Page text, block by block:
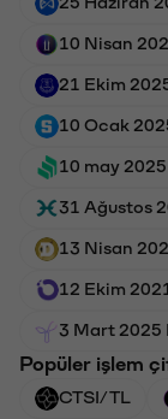
10 Nisan
21 Ekim
10 Ocak
10 may
31 Ağustos
13 Nisan
12 Ekim
3 Mart 2025
Popüler işlem
CTSI/TL